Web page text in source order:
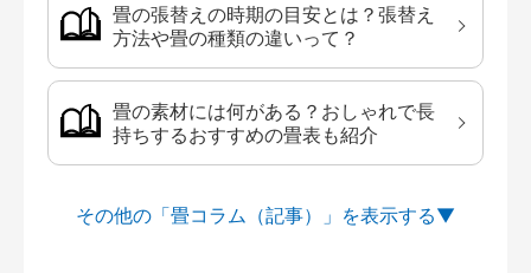
畳の張替えの時期の目安とは？張替え
方法や畳の種類の違いって？
畳の素材には何がある？おしゃれで長
持ちするおすすめの畳表も紹介
その他の「畳コラム（記事）」を